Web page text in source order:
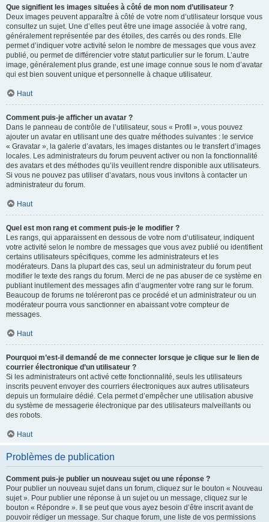
Que signifient les images situées à côté de mon nom d’utilisateur ?
Deux images peuvent apparaître à côté de votre nom d’utilisateur lorsque vous
consultez un sujet. Une d’elles peut être une image associée à votre rang,
généralement représentée par des étoiles, des carrés ou des ronds. Elle
permet d’indiquer votre activité selon le nombre de messages que vous avez
publié, ou permet de différencier votre statut particulier sur le forum. L’autre
image, généralement plus grande, est une image connue sous le nom d’avatar
qui est bien souvent unique et personnelle à chaque utilisateur.
Haut
Comment puis-je afficher un avatar ?
Dans le panneau de contrôle de l’utilisateur, sous « Profil », vous pouvez
ajouter un avatar en utilisant une des quatre méthodes suivantes : le service
« Gravatar », la galerie d’avatars, les images distantes ou le transfert d’images
locales. Les administrateurs du forum peuvent activer ou non la fonctionnalité
des avatars et des méthodes qu’ils veuillent rendre disponible aux utilisateurs.
Si vous ne pouvez pas utiliser d’avatars, nous vous invitons à contacter un
administrateur du forum.
Haut
Quel est mon rang et comment puis-je le modifier ?
Les rangs, qui apparaissent en dessous de votre nom d’utilisateur, indiquent
votre activité selon le nombre de messages que vous avez publié ou identifient
certains utilisateurs spécifiques, comme les administrateurs et les
modérateurs. Dans la plupart des cas, seul un administrateur du forum peut
modifier le texte des rangs du forum. Merci de ne pas abuser de ce système en
publiant inutilement des messages afin d’augmenter votre rang sur le forum.
Beaucoup de forums ne toléreront pas ce procédé et un administrateur ou un
modérateur pourra vous sanctionner en abaissant votre compteur de
messages.
Haut
Pourquoi m’est-il demandé de me connecter lorsque je clique sur le lien de
courrier électronique d’un utilisateur ?
Si les administrateurs ont activé cette fonctionnalité, seuls les utilisateurs
inscrits peuvent envoyer des courriers électroniques aux autres utilisateurs
depuis un formulaire dédié. Cela permet d’empêcher une utilisation abusive
du système de messagerie électronique par des utilisateurs malveillants ou
des robots.
Haut
Problèmes de publication
Comment puis-je publier un nouveau sujet ou une réponse ?
Pour publier un nouveau sujet dans un forum, cliquez sur le bouton « Nouveau
sujet ». Pour publier une réponse à un sujet ou un message, cliquez sur le
bouton « Répondre ». Il se peut que vous ayez besoin d’être inscrit avant de
pouvoir rédiger un message. Sur chaque forum, une liste de vos permissions